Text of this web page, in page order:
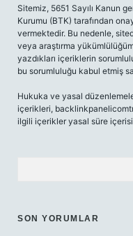
Sitemiz, 5651 Sayılı Kanun
Kurumu (BTK) tarafından
vermektedir. Bu nedenle,
veya araştırma
yazdıkları içeriklerin
bu sorumluluğu kabul etmiş
Hukuka ve yasal
içerikleri,
ilgili içerikler yasal süre
SON YORUMLAR